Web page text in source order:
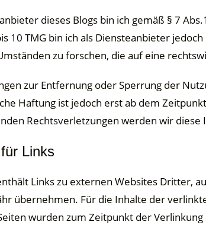
dieses Blogs bin ich gemäß § 7
10 TMG bin ich als Diensteanbieter
zu forschen, die auf eine
zur Entfernung oder Sperrung der
Haftung ist jedoch erst ab dem
Rechtsverletzungen werden wir
Links
Links zu externen Websites Dritter,
übernehmen. Für die Inhalte der
wurden zum Zeitpunkt der